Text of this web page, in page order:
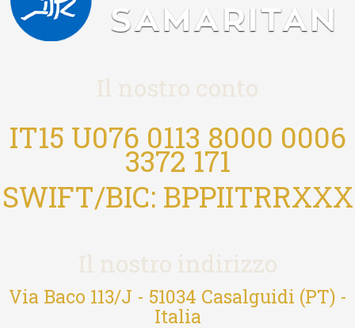
Il nostro conto
IT15 U076 0113 8000 0006
3372 171
SWIFT/BIC: BPPIITRRXXX
Il nostro indirizzo
Via Baco 113/J - 51034 Casalguidi (PT) -
Italia